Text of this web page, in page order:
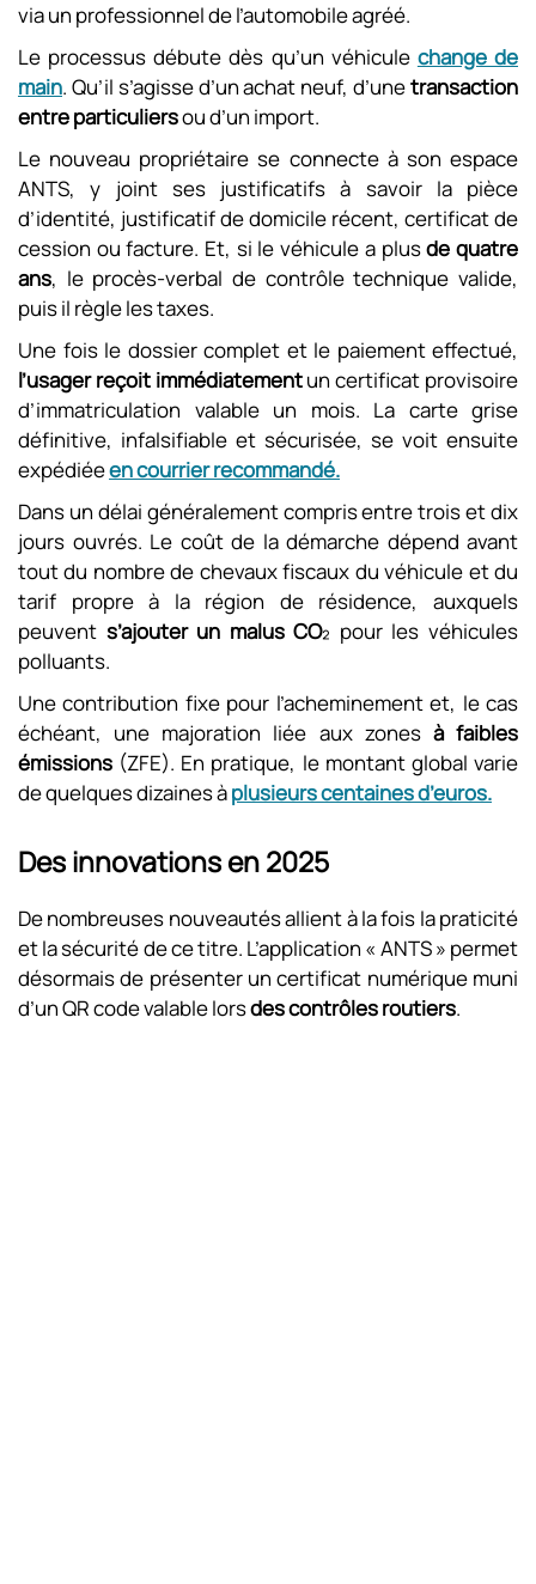
via un professionnel de l’automobile agréé.
Le processus débute dès qu’un véhicule change de
main. Qu’il s’agisse d’un achat neuf, d’unetransaction
entre particuliersou d’un import.
Le nouveau propriétaire se connecte à son espace
ANTS, y joint ses justificatifs à savoir la pièce
d’identité, justificatif de domicile récent, certificat de
cession ou facture. Et, si le véhicule a plusde quatre
ans, le procès‑verbal de contrôle technique valide,
puis il règle les taxes.
Une fois le dossier complet et le paiement effectué,
l’usager reçoit immédiatementun certificat provisoire
d’immatriculation valable un mois. La carte grise
définitive, infalsifiable et sécurisée, se voit ensuite
expédiéeen courrier recommandé.
Dans un délai généralement compris entre trois et dix
jours ouvrés. Le coût de la démarche dépend avant
tout du nombre de chevaux fiscaux du véhicule et du
tarif propre à la région de résidence, auxquels
peuvent s’ajouter un malus CO₂ pour les véhicules
polluants.
Une contribution fixe pour l’acheminement et, le cas
échéant, une majoration liée aux zonesà faibles
émissions (ZFE). En pratique, le montant global varie
de quelques dizaines àplusieurs centaines d’euros.
Des innovations en 2025
De nombreuses nouveautés allient à la fois la praticité
et la sécurité de ce titre. L’application « ANTS » permet
désormais de présenter un certificat numérique muni
d’un QR code valable lorsdes contrôles routiers.